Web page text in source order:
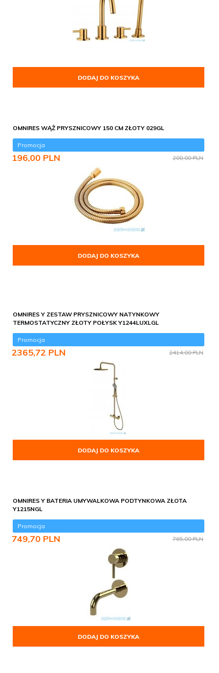
DODAJ DO KOSZYKA
OMNIRES WĄŻ PRYSZNICOWY 150 CM ZŁOTY 029GL
Promocja
196,00 PLN 200,00 PLN
DODAJ DO KOSZYKA
OMNIRES Y ZESTAW PRYSZNICOWY NATYNKOWY
TERMOSTATYCZNY ZŁOTY POŁYSK Y1244LUXLGL
Promocja
2365,72 PLN 2414,00 PLN
DODAJ DO KOSZYKA
OMNIRES Y BATERIA UMYWALKOWA PODTYNKOWA ZŁOTA
Y1215NGL
Promocja
749,70 PLN 765,00 PLN
DODAJ DO KOSZYKA